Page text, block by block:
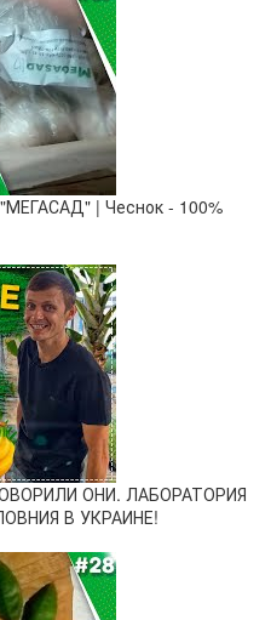
| Чеснок - 100%
ОНИ. ЛАБОРАТОРИЯ
В УКРАИНЕ!